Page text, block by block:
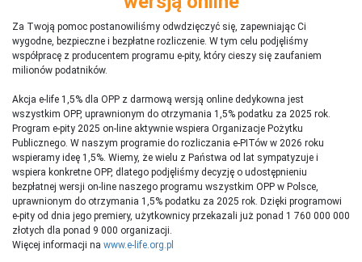
Za Twoją pomoc postanowiliśmy odwdzięczyć się, zapewniając Ci
wygodne, bezpieczne i bezpłatne rozliczenie. W tym celu podjęliśmy
współpracę z producentem programu e-pity, który cieszy się zaufaniem
milionów podatników.
Akcja e-life 1,5% dla OPP z darmową wersją online dedykowna jest
wszystkim OPP, uprawnionym do otrzymania 1,5% podatku za 2025 rok.
Program e-pity 2025 on-line aktywnie wspiera Organizacje Pożytku
Publicznego. W naszym programie do rozliczania e-PITów w 2026 roku
wspieramy ideę 1,5%. Wiemy, że wielu z Państwa od lat sympatyzuje i
wspiera konkretne OPP, dlatego podjęliśmy decyzję o udostępnieniu
bezpłatnej wersji on-line naszego programu wszystkim OPP w Polsce,
uprawnionym do otrzymania 1,5% podatku za 2025 rok. Dzięki programowi
e-pity od dnia jego premiery, użytkownicy przekazali już ponad 1 760 000 000
złotych dla ponad 9 000 organizacji.
Więcej informacji na www.e-life.org.pl